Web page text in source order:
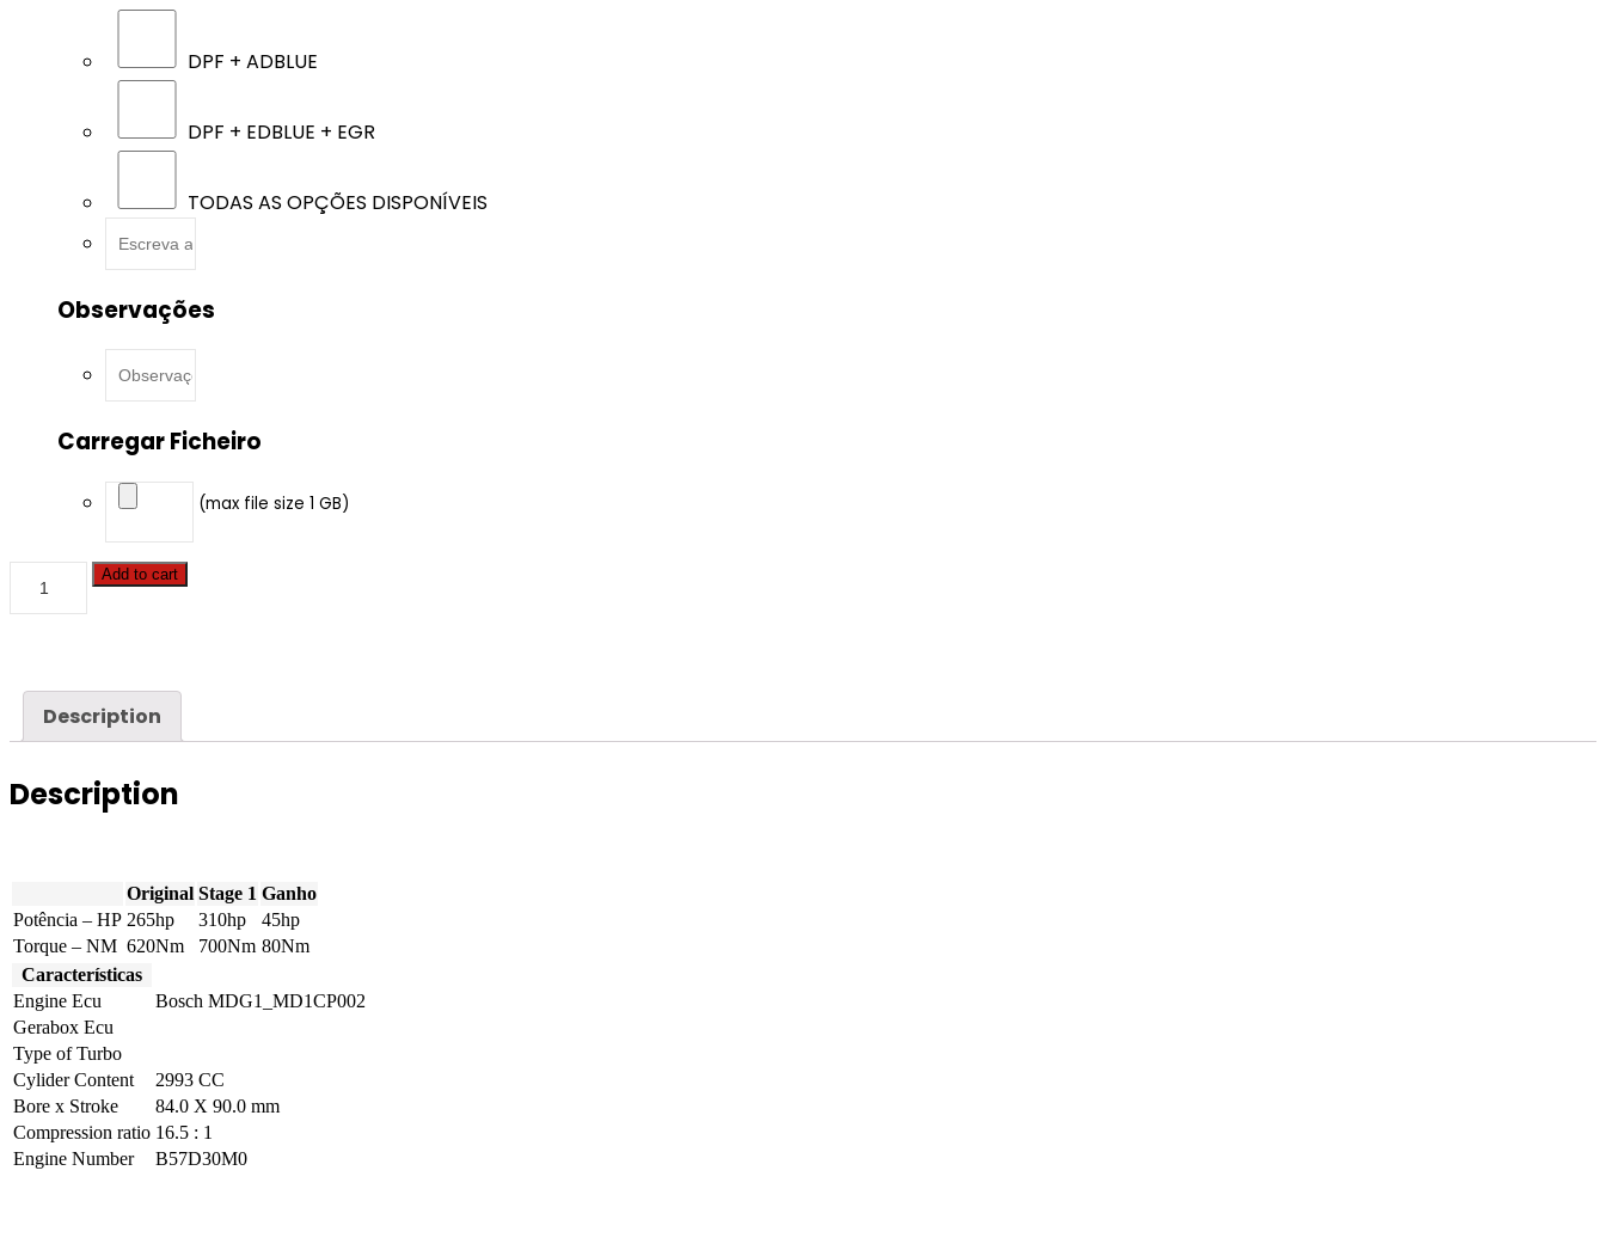
DPF + ADBLUE
DPF + EDBLUE + EGR
TODAS AS OPÇÕES DISPONÍVEIS
Observações
Carregar Ficheiro
(max file size 1 GB)
7
265hp
quantity
Add to cart
Description
Description
Original Stage 1 Ganho
Potência – HP 265hp 310hp
45hp
Torque – NM 620Nm 700Nm 80Nm
Características
Engine Ecu
Bosch MDG1_MD1CP002
Gerabox Ecu
Type of Turbo
Cylider Content
2993 CC
Bore x Stroke
84.0 X 90.0 mm
Compression ratio 16.5 : 1
Engine Number
B57D30M0